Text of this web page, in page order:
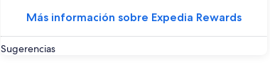
Más información sobre Expedia Rewards
Sugerencias